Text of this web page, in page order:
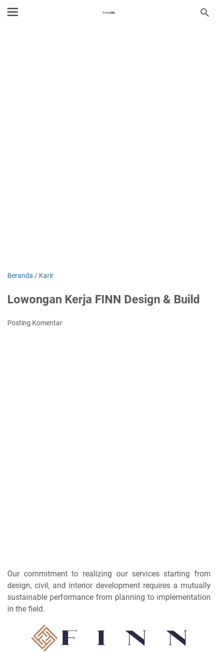
Beranda / Karir
Lowongan Kerja FINN Design & Build
Posting Komentar
Our commitment to realizing our services starting from
design, civil, and interior development requires a mutually
sustainable performance from planning to implementation
in the field.